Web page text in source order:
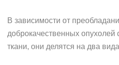
В зависимости от
доброкачественных
ткани, они делятся на два